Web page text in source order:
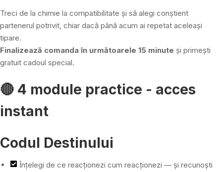
Treci de la chimie la compatibilitate și să alegi conștient
partenerul potrivit, chiar dacă până acum ai repetat aceleași
tipare.
Finalizează comanda în următoarele 15 minute și primești
gratuit cadoul special.
🔴 4 module practice - acces
instant
Codul Destinului
Înțelegi de ce reacționezi cum reacționezi — și recunoști